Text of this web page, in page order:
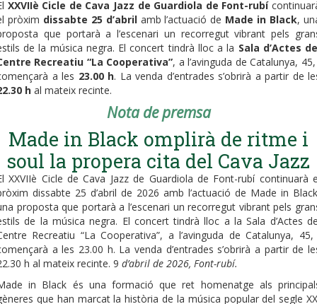
XXVIIè Cicle de Cava Jazz de Guardiola de Font-rubí
pròxim dissabte 25 d’abrilamb l’actuació de Made in Black,
que portarà a l’escenari un recorregut vibrant pels
de la música negra. El concert tindrà lloc a la Sala d’Actes
Recreatiu “La Cooperativa”, a l’avinguda de Catalunya,
a les 23.00 h. La venda d’entrades s’obrirà a partir de
h al mateix recinte.
Nota de premsa
Made in Black omplirà de ritme i
soul la propera cita del Cava Jazz
XXVIIè Cicle de Cava Jazz de Guardiola de Font-rubí continuarà
dissabte 25 d’abril de 2026 amb l’actuació de Made in
proposta que portarà a l’escenari un recorregut vibrant pels
de la música negra. El concert tindrà lloc a la Sala d’Actes
Recreatiu “La Cooperativa”, a l’avinguda de Catalunya,
a les 23.00 h. La venda d’entrades s’obrirà a partir de
h al mateix recinte. 9 d’abril de 2026, Font-rubí.
in Black és una formació que ret homenatge als
que han marcat la història de la música popular del segle